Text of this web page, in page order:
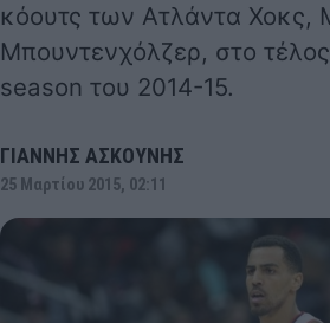
κόουτς των Ατλάντα Χοκς,
Μπουντενχόλζερ, στο
season του 2014-15.
ΓΙΑΝΝΗΣ ΑΣΚΟΥΝΗΣ
25 Μαρτίου 2015, 02:11